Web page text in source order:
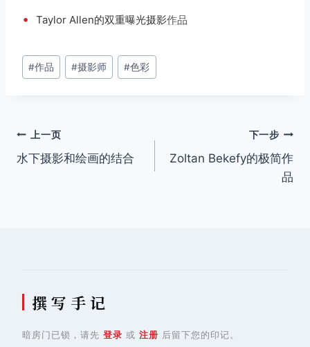
• Taylor Allen的双重曝光摄影作品
文
章
#作品 #摄影师 #色彩
文
章
上一页
水下摄影和绘画的结合
下一步
Zoltan Bekefy的极简作
品
撰 写 手 记
暗房门已锁，请先 登录 或 注册 后留下您的印记。